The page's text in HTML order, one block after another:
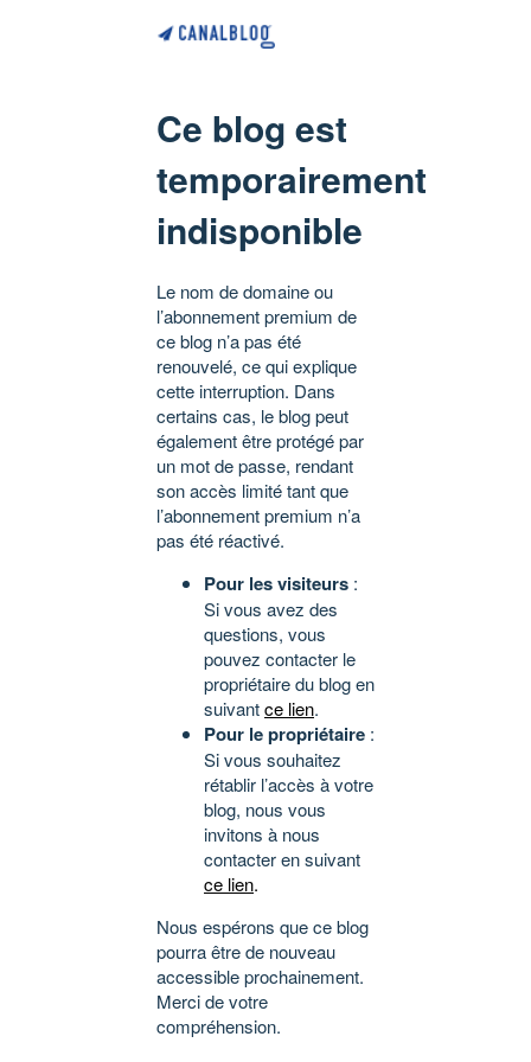
Ce blog est
temporairement
indisponible
Le nom de domaine ou
l’abonnement premium de
ce blog n’a pas été
renouvelé, ce qui explique
cette interruption. Dans
certains cas, le blog peut
également être protégé par
un mot de passe, rendant
son accès limité tant que
l’abonnement premium n’a
pas été réactivé.
Pour les visiteurs :
Si vous avez des
questions, vous
pouvez contacter le
propriétaire du blog en
suivantce lien.
Pour le propriétaire :
Si vous souhaitez
rétablir l’accès à votre
blog, nous vous
invitons à nous
contacter en suivant
ce lien.
Nous espérons que ce blog
pourra être de nouveau
accessible prochainement.
Merci de votre
compréhension.